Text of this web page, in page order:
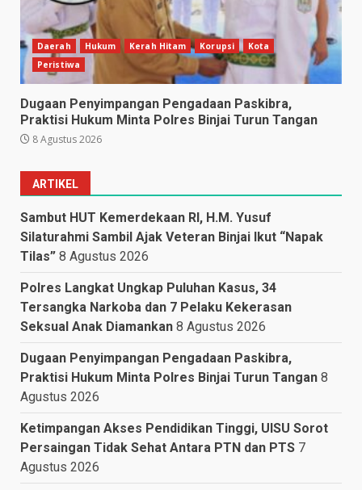
Daerah Hukum Kerah Hitam Korupsi
Kota
Peristiwa
Dugaan Penyimpangan Pengadaan Paskibra,
Praktisi Hukum Minta Polres Binjai Turun Tangan
8 Agustus 2026
ARTIKEL
Sambut HUT Kemerdekaan RI, H.M. Yusuf
Silaturahmi Sambil Ajak Veteran Binjai Ikut “Napak
Tilas” 8 Agustus 2026
Polres Langkat Ungkap Puluhan Kasus, 34
Tersangka Narkoba dan 7 Pelaku Kekerasan
Seksual Anak Diamankan 8 Agustus 2026
Dugaan Penyimpangan Pengadaan Paskibra,
Praktisi Hukum Minta Polres Binjai Turun Tangan 8
Agustus 2026
Ketimpangan Akses Pendidikan Tinggi, UISU Sorot
Persaingan Tidak Sehat Antara PTN dan PTS 7
Agustus 2026